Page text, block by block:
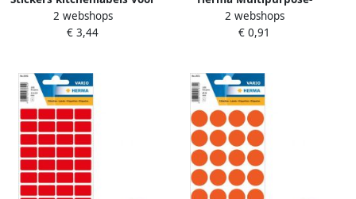
deksel new look rood
2 webshops
€ 3,44
etiketten 25 x 40 mm rood
permanent hechtend om
2 webshops
€ 0,91